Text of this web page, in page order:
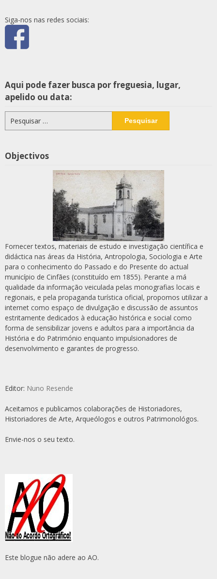
Siga-nos nas redes sociais:
Aqui pode fazer busca por freguesia, lugar,
apelido ou data:
por:
Objectivos
Fornecer textos, materiais de estudo e investigação científica e
didáctica nas áreas da História, Antropologia, Sociologia e Arte
para o conhecimento do Passado e do Presente do actual
município de Cinfães (constituído em 1855). Perante a má
qualidade da informação veiculada pelas monografias locais e
regionais, e pela propaganda turística oficial, propomos utilizar a
internet como espaço de divulgação e discussão de assuntos
estritamente dedicados à educação histórica e social como
forma de sensibilizar jovens e adultos para a importância da
História e do Património enquanto impulsionadores de
desenvolvimento e garantes de progresso.
Editor: Nuno Resende
Aceitamos e publicamos colaborações de Historiadores,
Historiadores de Arte, Arqueólogos e outros Patrimonológos.
Envie-nos o seu texto.
Este blogue não adere ao AO.